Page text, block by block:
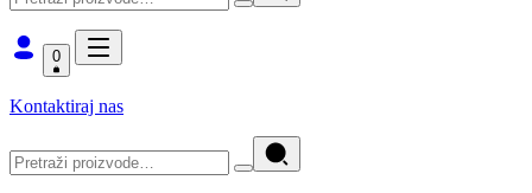
0
Kontaktiraj nas